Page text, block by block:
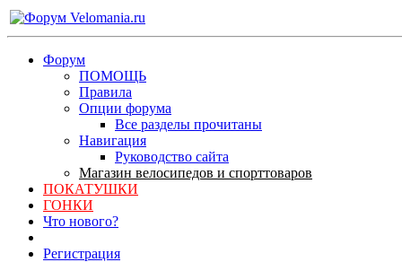
Форум
ПОМОЩЬ
Правила
Опции форума
Все разделы прочитаны
Навигация
Руководство сайта
Магазин велосипедов и спорттоваров
ПОКАТУШКИ
ГОНКИ
Что нового?
Регистрация